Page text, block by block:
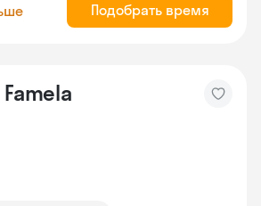
Подобрать время
Famela